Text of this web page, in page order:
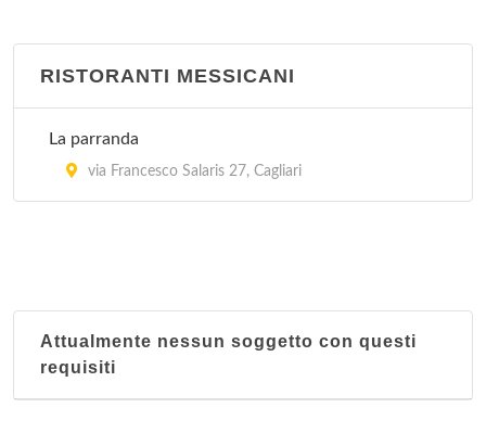
RISTORANTI MESSICANI
La parranda
via Francesco Salaris 27, Cagliari
Attualmente nessun soggetto con questi
requisiti